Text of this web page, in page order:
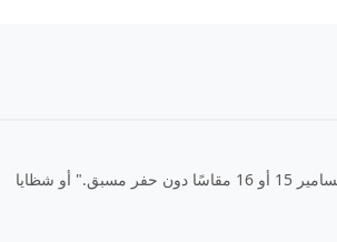
لا، صيغة البلاستيك الخلوية لدينا مصممة للاعتماد على الأربطة، استخدم مسامير 15 أو 16 مقاسًا دون حفر مسبق." أو شظايا